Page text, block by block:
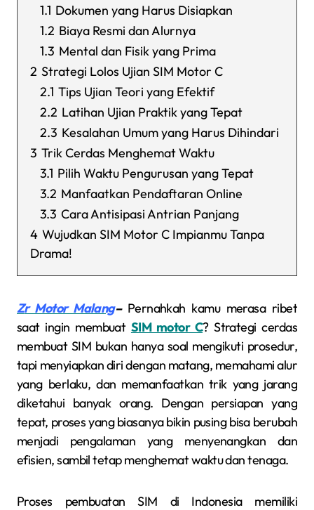
1.1 Dokumen yang Harus Disiapkan
1.2 Biaya Resmi dan Alurnya
1.3 Mental dan Fisik yang Prima
2 Strategi Lolos Ujian SIM Motor C
2.1 Tips Ujian Teori yang Efektif
2.2 Latihan Ujian Praktik yang Tepat
2.3 Kesalahan Umum yang Harus Dihindari
3 Trik Cerdas Menghemat Waktu
3.1 Pilih Waktu Pengurusan yang Tepat
3.2 Manfaatkan Pendaftaran Online
3.3 Cara Antisipasi Antrian Panjang
4 Wujudkan SIM Motor C Impianmu Tanpa
Drama!
Zr Motor Malang–Pernahkah kamu merasa ribet
saat ingin membuat SIM motor C? Strategi cerdas
membuat SIM bukan hanya soal mengikuti prosedur,
tapi menyiapkan diri dengan matang, memahami alur
yang berlaku, dan memanfaatkan trik yang jarang
diketahui banyak orang. Dengan persiapan yang
tepat, proses yang biasanya bikin pusing bisa berubah
menjadi pengalaman yang menyenangkan dan
efisien, sambil tetap menghemat waktu dan tenaga.
Proses pembuatan SIM di Indonesia memiliki